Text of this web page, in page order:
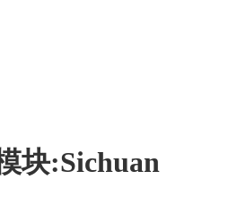
块:Sichuan